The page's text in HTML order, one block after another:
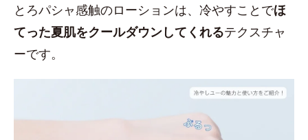
とろパシャ感触のローションは、冷やすことでほ
てった夏肌をクールダウンしてくれるテクスチャ
ーです。